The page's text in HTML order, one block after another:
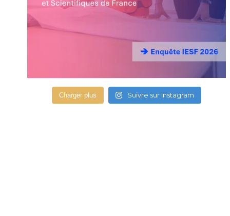
Charger plus Suivre sur Instagram